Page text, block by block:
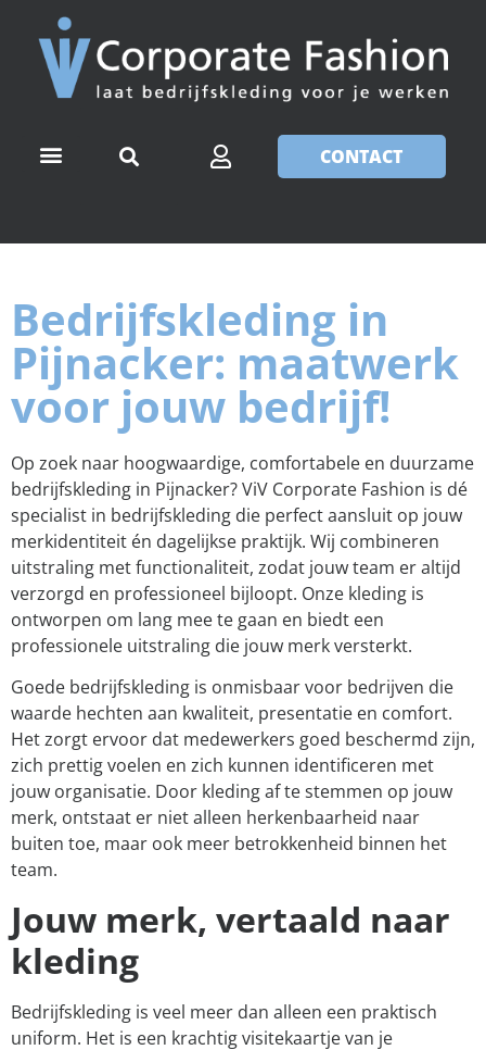
CONTACT
Bedrijfskleding in
Pijnacker: maatwerk
voor jouw bedrijf!
Op zoek naar hoogwaardige, comfortabele en duurzame
bedrijfskleding in Pijnacker? ViV Corporate Fashion is dé
specialist in bedrijfskleding die perfect aansluit op jouw
merkidentiteit én dagelijkse praktijk. Wij combineren
uitstraling met functionaliteit, zodat jouw team er altijd
verzorgd en professioneel bijloopt. Onze kleding is
ontworpen om lang mee te gaan en biedt een
professionele uitstraling die jouw merk versterkt.
Goede bedrijfskleding is onmisbaar voor bedrijven die
waarde hechten aan kwaliteit, presentatie en comfort.
Het zorgt ervoor dat medewerkers goed beschermd zijn,
zich prettig voelen en zich kunnen identificeren met
jouw organisatie. Door kleding af te stemmen op jouw
merk, ontstaat er niet alleen herkenbaarheid naar
buiten toe, maar ook meer betrokkenheid binnen het
team.
Jouw merk, vertaald naar
kleding
Bedrijfskleding is veel meer dan alleen een praktisch
uniform. Het is een krachtig visitekaartje van je